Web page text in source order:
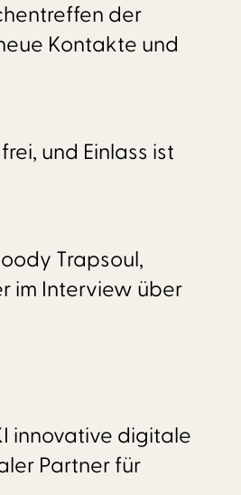
der
Kontakte und
und Einlass ist
Trapsoul,
im Interview über
innovative digitale
Partner für